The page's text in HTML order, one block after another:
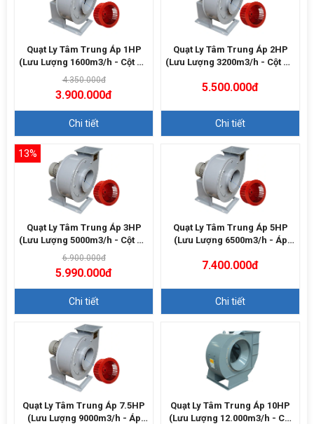
Quạt Ly Tâm Trung Áp 1HP
(Lưu Lượng 1600m3/h - Cột Áp
700Pa)
4.350.000đ
3.900.000đ
Chi tiết
Quạt Ly Tâm Trung Áp 2HP
(Lưu Lượng 3200m3/h - Cột Áp
5.500.000đ
Chi tiết
13%
Quạt Ly Tâm Trung Áp 3HP
(Lưu Lượng 5000m3/h - Cột Áp
1200Pa)
6.900.000đ
5.990.000đ
Chi tiết
Quạt Ly Tâm Trung Áp 5HP
(Lưu Lượng 6500m3/h - Áp
7.400.000đ
Chi tiết
Quạt Ly Tâm Trung Áp 7.5HP
(Lưu Lượng 9000m3/h - Áp
Quạt Ly Tâm Trung Áp 10HP
(Lưu Lượng 12.000m3/h - Cột